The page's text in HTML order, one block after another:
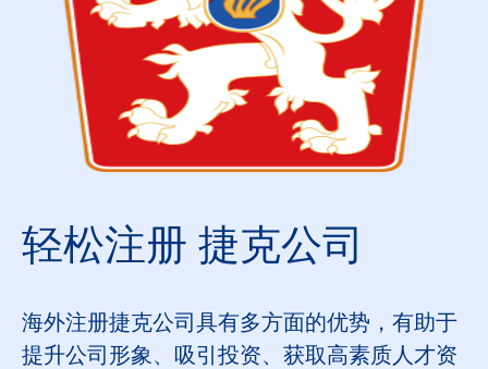
轻松注册 捷克公司
海外注册捷克公司具有多方面的优势，有助于
提升公司形象、吸引投资、获取高素质人才资